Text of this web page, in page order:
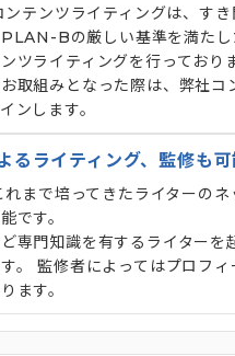
テンツライティングは、すき
Bの厳しい基準を満た
ツライティングを行っており
取組みとなった際は、弊社
ンします。
るライティング、監修も可
まで培ってきたライターの
です。
専門知識を有するライター
。 監修者によってはプロフ
ます。